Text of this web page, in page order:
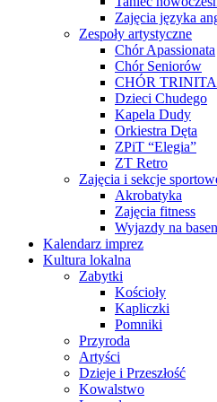
Zajęcia języka
Zespoły artystyczne
Chór Apassionata
Chór Seniorów
CHÓR
Dzieci Chudego
Kapela Dudy
Orkiestra Dęta
ZPiT “Elegia”
ZT Retro
Zajęcia i sekcje
Akrobatyka
Zajęcia fitness
Wyjazdy na basen
Kalendarz imprez
Kultura lokalna
Zabytki
Kościoły
Kapliczki
Pomniki
Przyroda
Artyści
Dzieje i Przeszłość
Kowalstwo